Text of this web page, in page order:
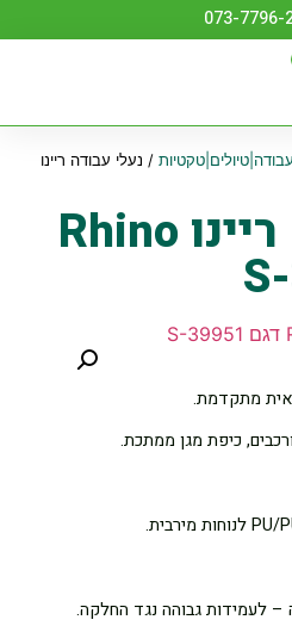
073-7796-
/ נעלי עבודה ריינו
נעלי עבודה ריינו Rhino
מתקדמת.